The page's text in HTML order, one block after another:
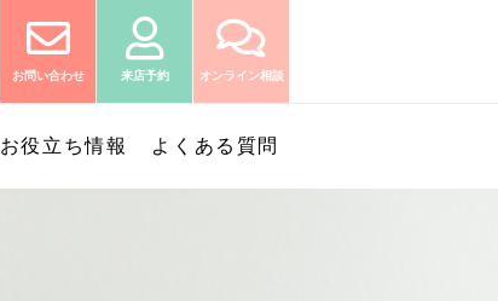
お問い合わせ 来店予約 オンライン相談
お役立ち情報 よくある質問